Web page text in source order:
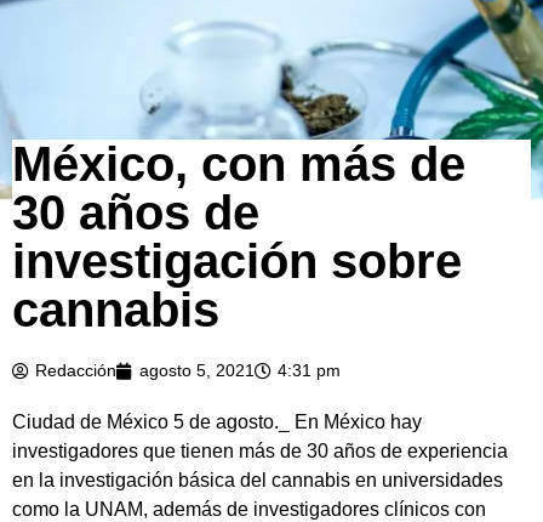
México, con más de
30 años de
investigación sobre
cannabis
Redacción agosto 5, 2021 4:31 pm
Ciudad de México 5 de agosto._ En México hay
investigadores que tienen más de 30 años de experiencia
en la investigación básica del cannabis en universidades
como la UNAM, además de investigadores clínicos con